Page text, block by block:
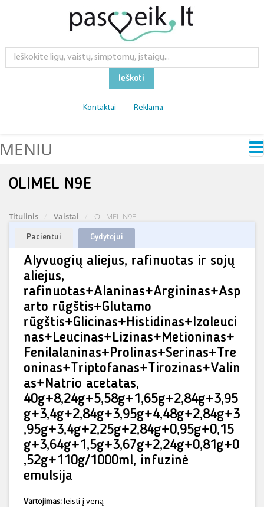
Ieškoti
Kontaktai Reklama
MENIU
OLIMEL N9E
Titulinis Vaistai OLIMEL N9E
Pacientui Gydytojui
Alyvuogių aliejus, rafinuotas ir sojų
aliejus,
rafinuotas+Alaninas+Argininas+Asp
arto rūgštis+Glutamo
rūgštis+Glicinas+Histidinas+Izoleuci
nas+Leucinas+Lizinas+Metioninas+
Fenilalaninas+Prolinas+Serinas+Tre
oninas+Triptofanas+Tirozinas+Valin
as+Natrio acetatas,
40g+8,24g+5,58g+1,65g+2,84g+3,95
g+3,4g+2,84g+3,95g+4,48g+2,84g+3
,95g+3,4g+2,25g+2,84g+0,95g+0,15
g+3,64g+1,5g+3,67g+2,24g+0,81g+0
,52g+110g/1000ml, infuzinė
emulsija
Vartojimas: leisti į veną